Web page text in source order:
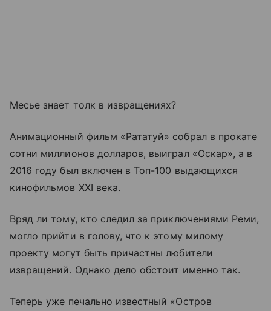
Месье знает толк в извращениях?
Анимационный фильм «Рататуй» собрал в прокате
сотни миллионов долларов, выиграл «Оскар», а в
2016 году был включен в Топ-100 выдающихся
кинофильмов XXI века.
Вряд ли тому, кто следил за приключениями Реми,
могло прийти в голову, что к этому милому
проекту могут быть причастны любители
извращений. Однако дело обстоит именно так.
Теперь уже печально известный «Остров